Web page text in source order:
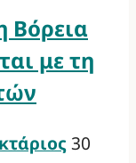
Βόρεια
με τη
30